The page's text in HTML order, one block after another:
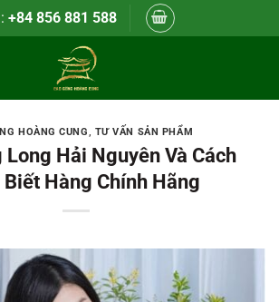
+84 856 881 588
HOÀNG CUNG, TƯ VẤN SẢN PHẨM
Long Hải Nguyên Và Cách
Biết Hàng Chính Hãng